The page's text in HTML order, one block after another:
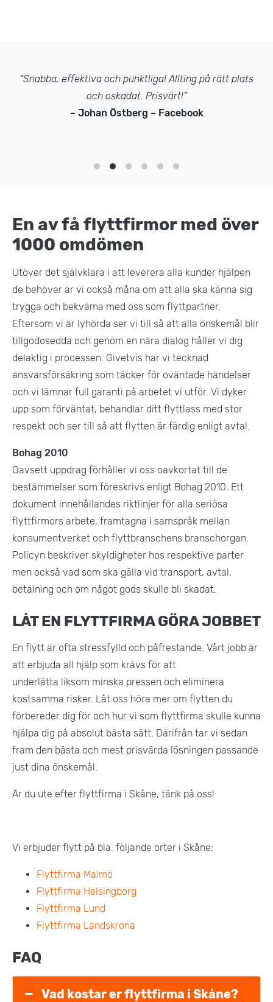
”Snabba, effektiva och punktliga! Allting på rätt plats
och oskadat. Prisvärt!”
– Johan Östberg – Facebook
En av få flyttfirmor med över
1000 omdömen
Utöver det självklara i att leverera alla kunder hjälpen
de behöver är vi också måna om att alla ska känna sig
trygga och bekväma med oss som flyttpartner.
Eftersom vi är lyhörda ser vi till så att alla önskemål blir
tillgodosedda och genom en nära dialog håller vi dig
delaktig i processen. Givetvis har vi tecknad
ansvarsförsäkring som täcker för oväntade händelser
och vi lämnar full garanti på arbetet vi utför. Vi dyker
upp som förväntat, behandlar ditt flyttlass med stor
respekt och ser till så att flytten är färdig enligt avtal.
Bohag 2010
Oavsett uppdrag förhåller vi oss oavkortat till de
bestämmelser som föreskrivs enligt Bohag 2010. Ett
dokument innehållandes riktlinjer för alla seriösa
flyttfirmors arbete, framtagna i samspråk mellan
konsumentverket och flyttbranschens branschorgan.
Policyn beskriver skyldigheter hos respektive parter
men också vad som ska gälla vid transport, avtal,
betalning och om något gods skulle bli skadat.
LÅT EN FLYTTFIRMA GÖRA JOBBET
En flytt är ofta stressfylld och påfrestande. Vårt jobb är
att erbjuda all hjälp som krävs för att
underlätta liksom minska pressen och eliminera
kostsamma risker. Låt oss höra mer om flytten du
förbereder dig för och hur vi som flyttfirma skulle kunna
hjälpa dig på absolut bästa sätt. Därifrån tar vi sedan
fram den bästa och mest prisvärda lösningen passande
just dina önskemål.
Är du ute efter flyttfirma i Skåne, tänk på oss!
Vi erbjuder flytt på bla. följande orter i Skåne:
Flyttfirma Malmö
Flyttfirma Helsingborg
Flyttfirma Lund
Flyttfirma Landskrona
FAQ
Vad kostar er flyttfirma i Skåne?